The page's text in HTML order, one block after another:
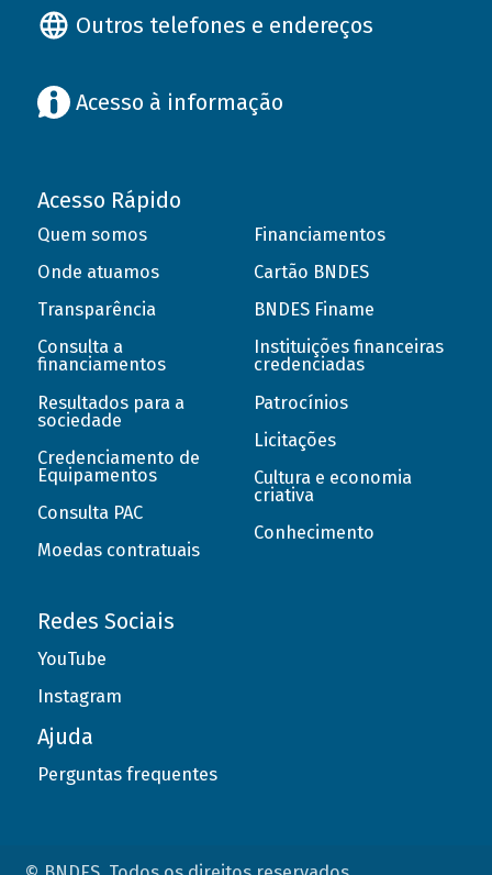
Outros telefones e endereços
Acesso à informação
Acesso Rápido
Quem somos
Onde atuamos
Transparência
Consulta a
financiamentos
Resultados para a
sociedade
Credenciamento de
Equipamentos
Consulta PAC
Moedas contratuais
Financiamentos
Cartão BNDES
BNDES Finame
Instituições financeiras
credenciadas
Patrocínios
Licitações
Cultura e economia
criativa
Conhecimento
Redes Sociais
YouTube
Instagram
Ajuda
Perguntas frequentes